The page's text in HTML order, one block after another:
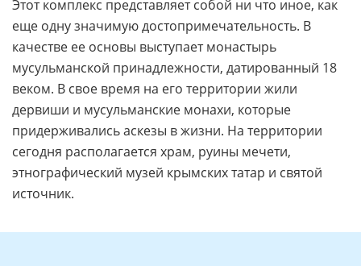
Этот комплекс представляет собой ни что иное, как
еще одну значимую достопримечательность. В
качестве ее основы выступает монастырь
мусульманской принадлежности, датированный 18
веком. В свое время на его территории жили
дервиши и мусульманские монахи, которые
придерживались аскезы в жизни. На территории
сегодня располагается храм, руины мечети,
этнографический музей крымских татар и святой
источник.